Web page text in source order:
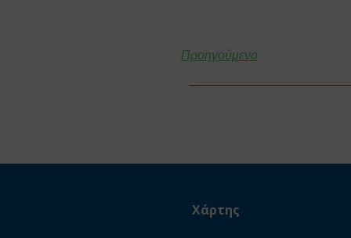
Προηγούμενο
Χάρτης